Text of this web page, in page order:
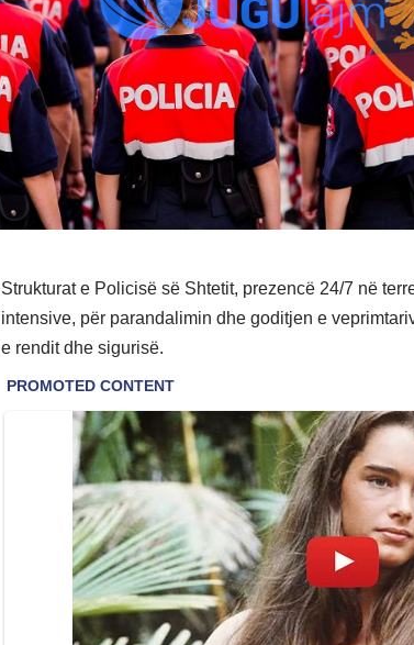
Strukturat e Policisë së Shtetit, prezencë 24/7 në
intensive, për parandalimin dhe goditjen e
e rendit dhe sigurisë.